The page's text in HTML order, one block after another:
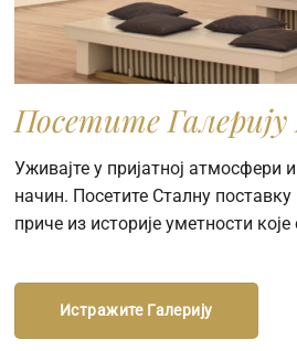
Посетите
Уживајте у пријатној
начин. Посетите Сталну
приче из историје уметности
Истражите Галерију